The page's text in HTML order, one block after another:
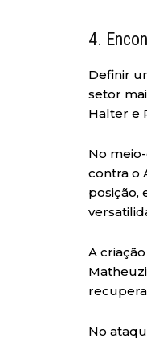
4.
Definir
setor
Halter e
No
contra o
posição,
A
No